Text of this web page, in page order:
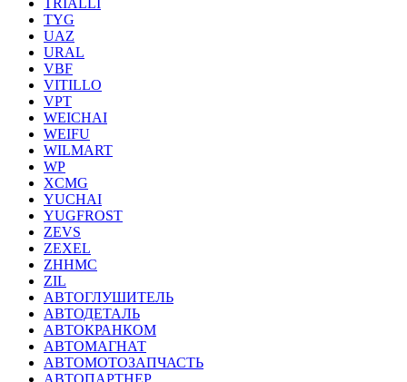
TRIALLI
TYG
UAZ
URAL
VBF
VITILLO
VPT
WEICHAI
WEIFU
WILMART
WP
XCMG
YUCHAI
YUGFROST
ZEVS
ZEXEL
ZHHMC
ZIL
АВТОГЛУШИТЕЛЬ
АВТОДЕТАЛЬ
АВТОКРАНКОМ
АВТОМАГНАТ
АВТОМОТОЗАПЧАСТЬ